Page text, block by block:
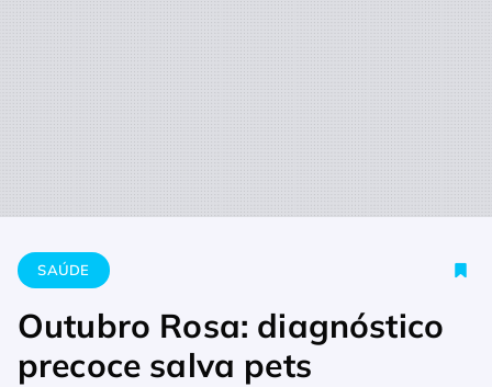
Home Saúde Outubro Rosa: diagnóstico precoce salva pets
SAÚDE
Outubro Rosa: diagnóstico
precoce salva pets